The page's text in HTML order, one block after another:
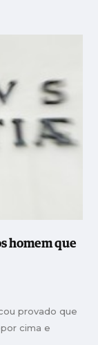
homem que
provado que
cima e